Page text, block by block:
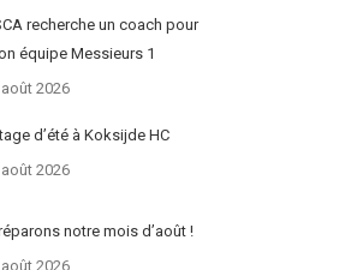
recherche un coach pour
équipe Messieurs 1
août 2026
d’été à Koksijde HC
août 2026
notre mois d’août !
2026